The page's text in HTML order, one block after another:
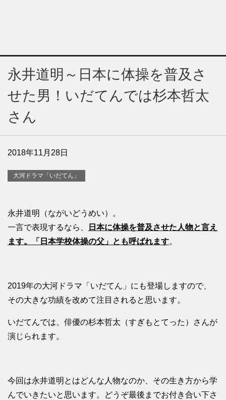
永井道明～日本に体操を普及さ
せた男！いだてんでは杉本哲太
さん
2018年11月28日
大河ドラマ「いだてん」
永井道明（ながいどうめい）。
一言で表現するなら、
日本に体操を普及させた人物と言え
ます。「日本学校体操の父」とも呼ばれます。
2019年の大河ドラマ「いだてん」にも登場しますので、
その大きな功績を改めて注目されると思います。
いだてんでは、俳優の杉本哲太（すぎもとてった）さんが
演じられます。
今回は永井道明とはどんな人物なのか、その生き方から学
んでいきたいと思います。どうぞ最後までお付き合い下さ